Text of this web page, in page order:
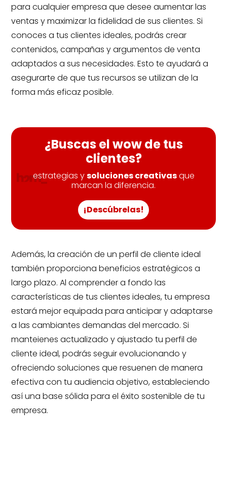
para cualquier empresa que desee aumentar las
ventas y maximizar la fidelidad de sus clientes. Si
conoces a tus clientes ideales, podrás crear
contenidos, campañas y argumentos de venta
adaptados a sus necesidades. Esto te ayudará a
asegurarte de que tus recursos se utilizan de la
forma más eficaz posible.
¿Buscas el wow de tus
clientes?
estrategias ysoluciones creativasque
marcan la diferencia.
¡Descúbrelas!
Además, la creación de un perfil de cliente ideal
también proporciona beneficios estratégicos a
largo plazo. Al comprender a fondo las
características de tus clientes ideales, tu empresa
estará mejor equipada para anticipar y adaptarse
a las cambiantes demandas del mercado. Si
manteienes actualizado y ajustado tu perfil de
cliente ideal, podrás seguir evolucionando y
ofreciendo soluciones que resuenen de manera
efectiva con tu audiencia objetivo, estableciendo
así una base sólida para el éxito sostenible de tu
empresa.